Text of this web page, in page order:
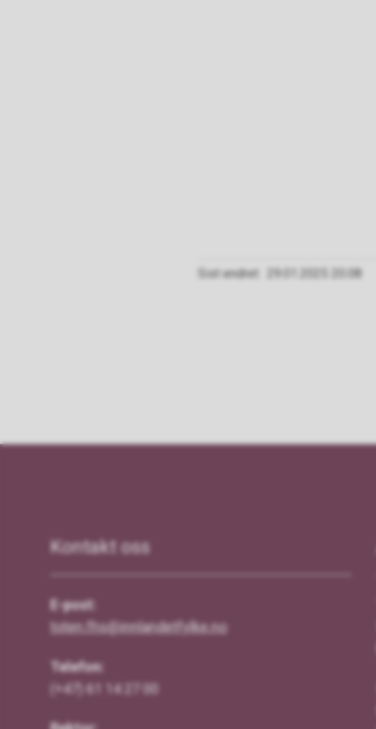
Sist endret 29.01.2025 20.08
Kontakt oss
E-post:
toten.fhs@innlandetfylke.no
Telefon:
(+47) 61 14 27 00